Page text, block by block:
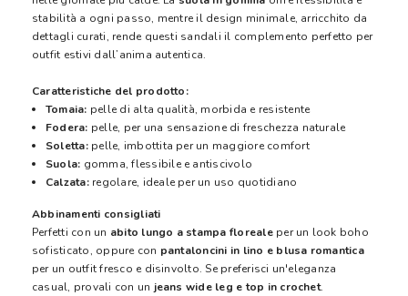
stabilità a ogni passo, mentre il design minimale, arricchito da
dettagli curati, rende questi sandali il complemento perfetto per
outfit estivi dall’anima autentica.
Caratteristiche del prodotto:
Tomaia: pelle di alta qualità, morbida e resistente
Fodera: pelle, per una sensazione di freschezza naturale
Soletta:pelle, imbottita per un maggiore comfort
Suola: gomma, flessibile e antiscivolo
Calzata:regolare, ideale per un uso quotidiano
Abbinamenti consigliati
Perfetti con un abito lungo a stampa florealeper un look boho
sofisticato, oppure con pantaloncini in lino e blusa romantica
per un outfit fresco e disinvolto. Se preferisci un'eleganza
casual, provali con un jeans wide leg e top in crochet.